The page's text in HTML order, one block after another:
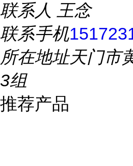
联系人 王念
联系手机
所在地址天门市
3组
推荐产品